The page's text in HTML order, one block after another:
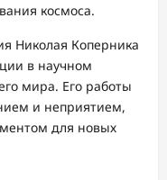
космоса.
Николая Коперника
в научном
мира. Его работы
и неприятием,
для новых